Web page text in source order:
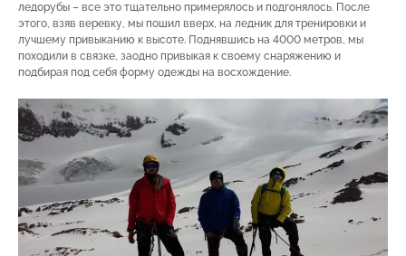
ледорубы – все это тщательно примерялось и подгонялось. После
этого, взяв веревку, мы пошил вверх, на ледник для тренировки и
лучшему привыканию к высоте. Поднявшись на 4000 метров, мы
походили в связке, заодно привыкая к своему снаряжению и
подбирая под себя форму одежды на восхождение.